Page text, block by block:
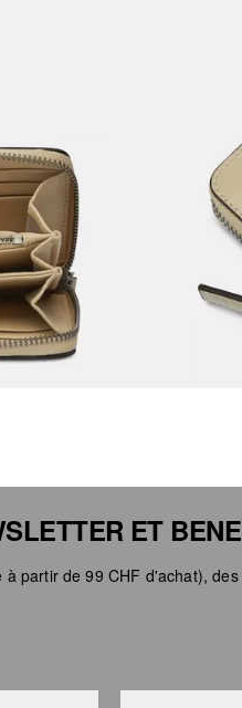
ET
partir de 99 CHF d'achat),